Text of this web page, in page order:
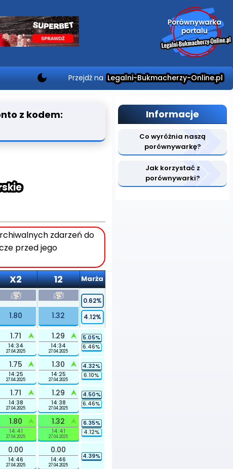
Przejdź na Legalni-Bukmacherzy-Online.pl
z kodem:
zdarzeń do
przed jego
X2 12 Marża
1.80 1.32
0.62%
4.12%
1.71
14:34
27.04.2025
1.29
14:34
27.04.2025
5.05%
6.46%
1.75
14:25
27.04.2025
1.30
14:25
27.04.2025
4.32%
6.10%
1.71
14:38
27.04.2025
1.29
14:38
27.04.2025
4.50%
6.46%
1.80
14:41
27.04.2025
1.32
14:41
27.04.2025
6.35%
4.12%
0.00
14:46
27.04.2025
0.00
14:46
27.04.2025
4.39%
Informacje
Co wyróżnia naszą
porównywarkę?
Jak korzystać z
porównywarki?